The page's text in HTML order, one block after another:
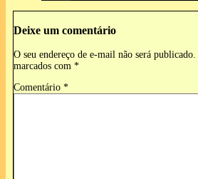
Deixe um comentário
O seu endereço de e-mail não será publicado.
marcados com *
Comentário *